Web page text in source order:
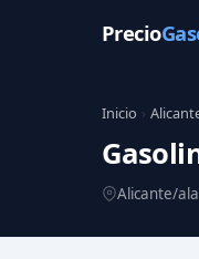
Precio
Inicio ›
Alicante/